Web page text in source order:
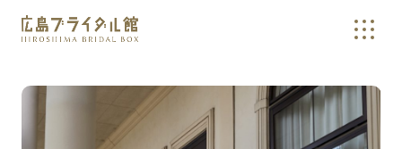
広島の結婚式やウェディングドレスの相談・確認なら、広島ブラ